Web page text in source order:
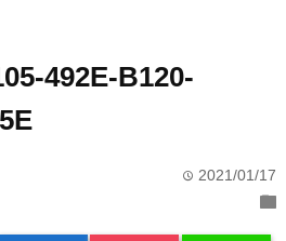
492E-B120-
time 2021/01/17
folder